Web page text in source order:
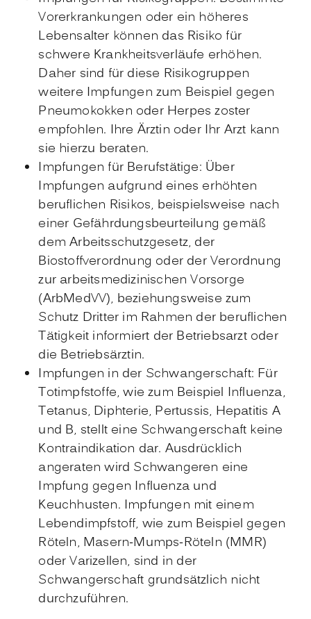
Vorerkrankungen oder ein höheres
Lebensalter können das Risiko für
schwere Krankheitsverläufe erhöhen.
Daher sind für diese Risikogruppen
weitere Impfungen zum Beispiel gegen
Pneumokokken oder Herpes zoster
empfohlen. Ihre Ärztin oder Ihr Arzt kann
sie hierzu beraten.
Impfungen für Berufstätige: Über
Impfungen aufgrund eines erhöhten
beruflichen Risikos, beispielsweise nach
einer Gefährdungsbeurteilung gemäß
dem Arbeitsschutzgesetz, der
Biostoffverordnung oder der Verordnung
zur arbeitsmedizinischen Vorsorge
(ArbMedVV), beziehungsweise zum
Schutz Dritter im Rahmen der beruflichen
Tätigkeit informiert der Betriebsarzt oder
die Betriebsärztin.
Impfungen in der Schwangerschaft: Für
Totimpfstoffe, wie zum Beispiel Influenza,
Tetanus, Diphterie, Pertussis, Hepatitis A
und B, stellt eine Schwangerschaft keine
Kontraindikation dar. Ausdrücklich
angeraten wird Schwangeren eine
Impfung gegen Influenza und
Keuchhusten. Impfungen mit einem
Lebendimpfstoff, wie zum Beispiel gegen
Röteln, Masern-Mumps-Röteln (MMR)
oder Varizellen, sind in der
Schwangerschaft grundsätzlich nicht
durchzuführen.